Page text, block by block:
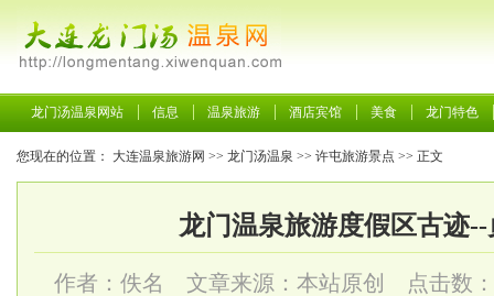
龙门汤温泉网站 信息 温泉旅游 酒店宾馆 美食 龙门特色
您现在的位置： 大连温泉旅游网 >> 龙门汤温泉 >> 许屯旅游景点 >> 正文
龙门温泉旅游度假区古迹
作者：佚名 文章来源：本站原创 点击数：